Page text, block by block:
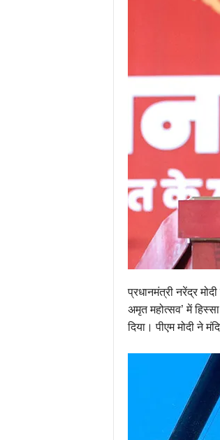
प्रधानमंत्री नरेंद्र
अमृत महोत्सव’ में
दिया। पीएम मोदी ने